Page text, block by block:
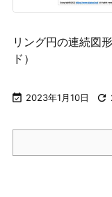
リング円の連続図
ド）
 2023年1月10日 